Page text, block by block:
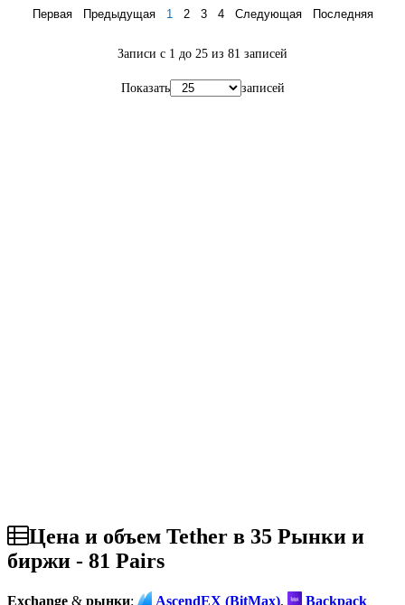
Записи с 1 до 25 из 81 записей
Показать записей
Первая Предыдущая 1 2 3 4 Следующая Последняя
Цена и объем Tether в 35 Рынки и
биржи - 81 Pairs
Exchange & рынки: AscendEX (BitMax),
Backpack